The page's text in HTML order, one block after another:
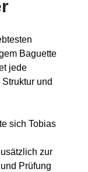
Baguette
jede
und
sich Tobias
zur
Prüfung